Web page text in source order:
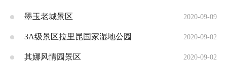
2020-09-09
墨玉老城景区
2020-09-02
3A级景区拉里昆国家湿地公园
2020-09-02
其娜风情园景区